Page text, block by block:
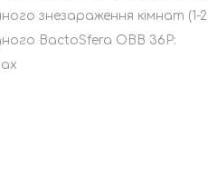
знезараження кімнат
BactoSfera OBB 36P: